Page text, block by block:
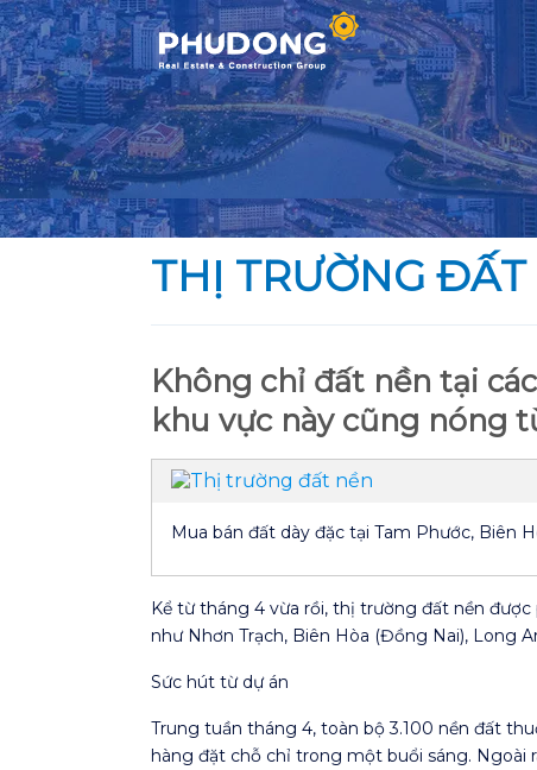
Skip
to
content
THỊ TRƯỜNG ĐẤT
Không chỉ đất nền tại
khu vực này cũng nóng
Mua bán đất dày đặc tại Tam Phước, Biên
Kể từ tháng 4 vừa rồi, thị trường đất nền
như Nhơn Trạch, Biên Hòa (Đồng Nai), Long
Sức hút từ dự án
Trung tuần tháng 4, toàn bộ 3.100 nền đất
hàng đặt chỗ chỉ trong một buổi sáng. Ngoài